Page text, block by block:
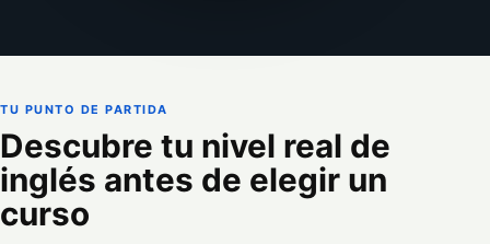
TU PUNTO DE PARTIDA
Descubre tu nivel real de
inglés antes de elegir un
curso